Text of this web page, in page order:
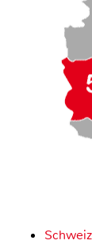
Schweiz